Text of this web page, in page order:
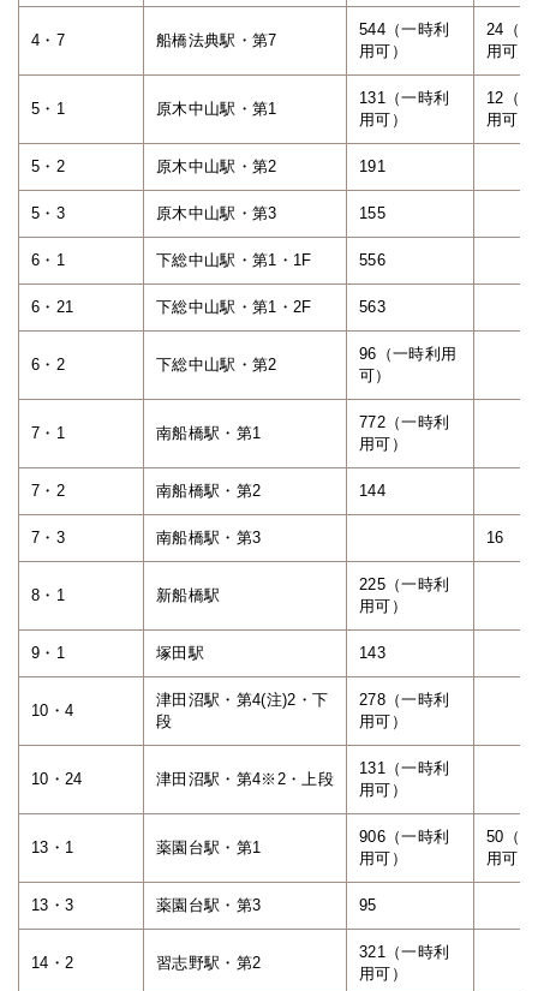
4・7 船橋法典駅・第7
544（一時利
用可）
24（
用可）
5・1 原木中山駅・第1
131（一時利
用可）
12（
用可）
5・2 原木中山駅・第2 191
5・3 原木中山駅・第3 155
6・1 下総中山駅・第1・1F 556
6・21 下総中山駅・第1・2F 563
6・2 下総中山駅・第2
96（一時利用
可）
7・1 南船橋駅・第1
772（一時利
用可）
7・2 南船橋駅・第2 144
7・3 南船橋駅・第3 16
8・1 新船橋駅
225（一時利
用可）
9・1 塚田駅 143
10・4
津田沼駅・第4(注)2・下
段
278（一時利
用可）
10・24 津田沼駅・第4※2・上段
131（一時利
用可）
13・1 薬園台駅・第1
906（一時利
用可）
50（
用可）
13・3 薬園台駅・第3 95
14・2 習志野駅・第2
321（一時利
用可）